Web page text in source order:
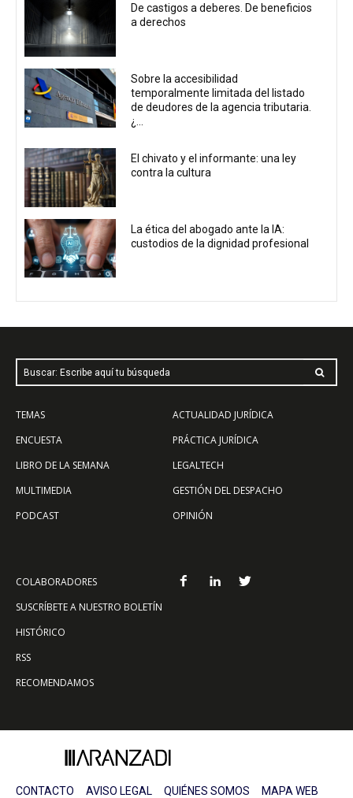
De castigos a deberes. De beneficios
a derechos
Sobre la accesibilidad
temporalmente limitada del listado
de deudores de la agencia tributaria.
¿...
El chivato y el informante: una ley
contra la cultura
La ética del abogado ante la IA:
custodios de la dignidad profesional
Buscar: Escribe aquí tu búsqueda
TEMAS
ENCUESTA
LIBRO DE LA SEMANA
MULTIMEDIA
PODCAST
ACTUALIDAD JURÍDICA
PRÁCTICA JURÍDICA
LEGALTECH
GESTIÓN DEL DESPACHO
OPINIÓN
COLABORADORES
SUSCRÍBETE A NUESTRO BOLETÍN
HISTÓRICO
RSS
RECOMENDAMOS
CONTACTO AVISO LEGAL QUIÉNES SOMOS MAPA WEB